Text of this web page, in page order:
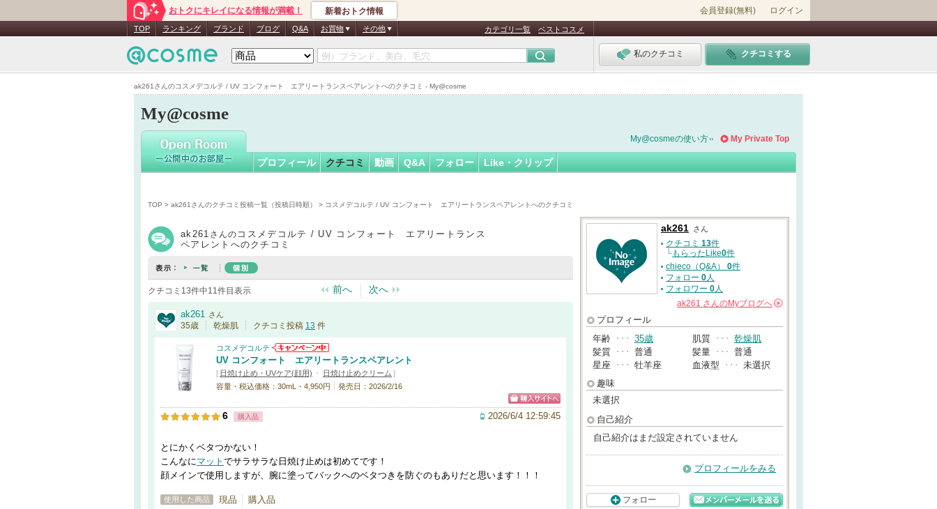
ak261さんのコスメデコルテ / UV コンフォート エアリートランスペアレントへのクチコミ - My@cosme
おトクにキレイになる情報が満載！ 新着おトク情報 会員登録(無料) ログイン
TOP ランキング ブランド ブログ Q&A お買物 その他 カテゴリ一覧 ベストコスメ
私のクチコミ クチコミする
My@cosme
ak261さん
My Private Top
My@cosmeの使い方
プロフィール クチコミ 動画 Q&A フォロー Like・クリップ
TOP > ak261さんのクチコミ投稿一覧（投稿日時順） > コスメデコルテ / UV コンフォート エアリートランスペアレントへのクチコミ
ak261 さんの コスメデコルテ / UV コンフォート エアリートランス
ペアレントへのクチコミ
クチコミ13件中11件目表示 前へ 次へ
ak261 さん
35歳 乾燥肌 クチコミ投稿 13 件
コスメデコルテ
UV コンフォート エアリートランスペアレント
[ 日焼け止め・UVケア(顔用) ・ 日焼け止めクリーム ]
容量・税込価格：30mL・4,950円
発売日：2026/2/16
6 購入品 2026/6/4 12:59:45
とにかくベタつかない！
こんなにマット でサラサラな日焼け止めは初めてです！
顔メインで使用しますが、腕に塗ってバックへのベタつきを防ぐのもありだと思います！！！
使用した商品 現品 購入品
ak261 さん
クチコミ 13件
└もらったLike0件
chieco（Q&A） 0件
フォロー 0人
フォロワー 0人
ak261 さんのMyブログへ
プロフィール
年齢 ･･･ 35歳 肌質 ･･･ 乾燥肌
髪質 ･･･ 普通 髪量 ･･･ 普通
星座 ･･･ 牡羊座 血液型 ･･･ 未選択
趣味
未選択
自己紹介
自己紹介はまだ設定されていません
プロフィールをみる
フォロー